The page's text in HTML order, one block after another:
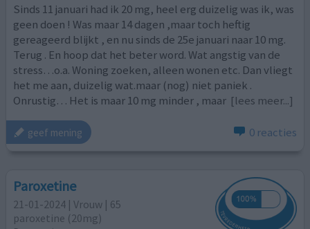
Sinds 11 januari had ik 20 mg, heel erg duizelig was ik, was
geen doen ! Was maar 14 dagen ,maar toch heftig
gereageerd blijkt , en nu sinds de 25e januari naar 10 mg.
Terug . En hoop dat het beter word. Wat angstig van de
stress…o.a. Woning zoeken, alleen wonen etc. Dan vliegt
het me aan, duizelig wat.maar (nog) niet paniek .
Onrustig… Het is maar 10 mg minder , maar [lees meer...]
geef mening 0 reacties
Paroxetine
21-01-2024 | Vrouw | 65
paroxetine (20mg)